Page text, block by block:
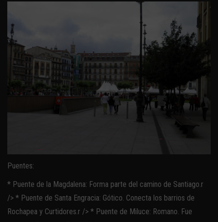
Puentes:
* Puente de la Magdalena: Forma parte del camino de Santiago.r
/> * Puente de Santa Engracia: Gótico. Conecta los barrios de
Rochapea y Curtidores.r /> * Puente de Miluce: Romano. Fue